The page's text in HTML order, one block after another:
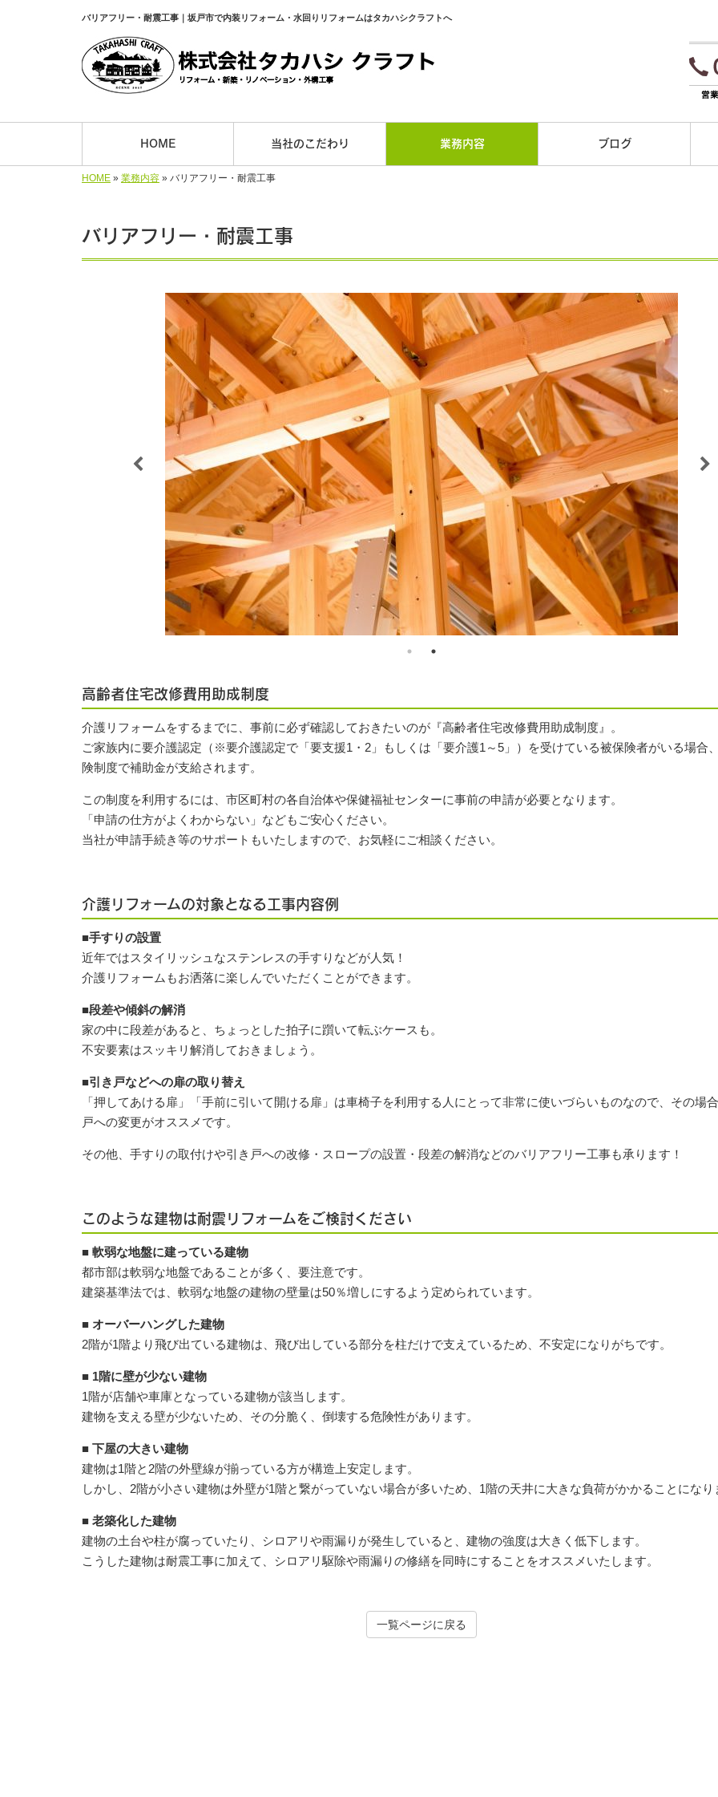
バリアフリー・耐震工事｜坂戸市で内装リフォーム・水回りリフォームはタカハシクラフトへ
HOME 当社のこだわり 業務内容 ブログ
HOME » 業務内容 » バリアフリー・耐震工事
バリアフリー・耐震工事
高齢者住宅改修費用助成制度
介護リフォームをするまでに、事前に必ず確認しておきたいのが『高齢者住宅改修費用助成制度』。
ご家族内に要介護認定（※要介護認定で「要支援1・2」もしくは「要介護1～5」）を受けている被保険者がいる場合
険制度で補助金が支給されます。
この制度を利用するには、市区町村の各自治体や保健福祉センターに事前の申請が必要となります。
「申請の仕方がよくわからない」などもご安心ください。
当社が申請手続き等のサポートもいたしますので、お気軽にご相談ください。
介護リフォームの対象となる工事内容例
■手すりの設置
近年ではスタイリッシュなステンレスの手すりなどが人気！
介護リフォームもお洒落に楽しんでいただくことができます。
■段差や傾斜の解消
家の中に段差があると、ちょっとした拍子に躓いて転ぶケースも。
不安要素はスッキリ解消しておきましょう。
■引き戸などへの扉の取り替え
「押してあける扉」「手前に引いて開ける扉」は車椅子を利用する人にとって非常に使いづらいものなので、その場
戸への変更がオススメです。
その他、手すりの取付けや引き戸への改修・スロープの設置・段差の解消などのバリアフリー工事も承ります！
このような建物は耐震リフォームをご検討ください
■ 軟弱な地盤に建っている建物
都市部は軟弱な地盤であることが多く、要注意です。
建築基準法では、軟弱な地盤の建物の壁量は50％増しにするよう定められています。
■ オーバーハングした建物
2階が1階より飛び出ている建物は、飛び出している部分を柱だけで支えているため、不安定になりがちです。
■ 1階に壁が少ない建物
1階が店舗や車庫となっている建物が該当します。
建物を支える壁が少ないため、その分脆く、倒壊する危険性があります。
■ 下屋の大きい建物
建物は1階と2階の外壁線が揃っている方が構造上安定します。
しかし、2階が小さい建物は外壁が1階と繋がっていない場合が多いため、1階の天井に大きな負荷がかかることになり
■ 老築化した建物
建物の土台や柱が腐っていたり、シロアリや雨漏りが発生していると、建物の強度は大きく低下します。
こうした建物は耐震工事に加えて、シロアリ駆除や雨漏りの修繕を同時にすることをオススメいたします。
一覧ページに戻る